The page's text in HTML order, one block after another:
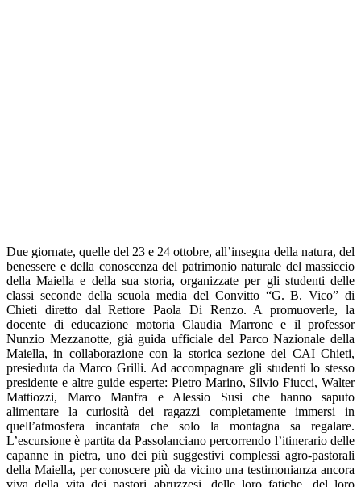
Due giornate, quelle del 23 e 24 ottobre, all’insegna della natura, del
benessere e della conoscenza del patrimonio naturale del massiccio
della Maiella e della sua storia, organizzate per gli studenti delle
classi seconde della scuola media del Convitto “G. B. Vico” di
Chieti diretto dal Rettore Paola Di Renzo. A promuoverle, la
docente di educazione motoria Claudia Marrone e il professor
Nunzio Mezzanotte, già guida ufficiale del Parco Nazionale della
Maiella, in collaborazione con la storica sezione del CAI Chieti,
presieduta da Marco Grilli. Ad accompagnare gli studenti lo stesso
presidente e altre guide esperte: Pietro Marino, Silvio Fiucci, Walter
Mattiozzi, Marco Manfra e Alessio Susi che hanno saputo
alimentare la curiosità dei ragazzi completamente immersi in
quell’atmosfera incantata che solo la montagna sa regalare.
L’escursione è partita da Passolanciano percorrendo l’itinerario delle
capanne in pietra, uno dei più suggestivi complessi agro-pastorali
della Maiella, per conoscere più da vicino una testimonianza ancora